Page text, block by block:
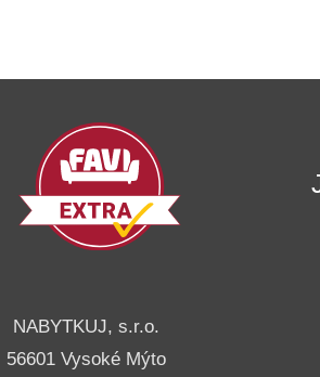
NABYTKUJ, s.r.o.
56601 Vysoké Mýto